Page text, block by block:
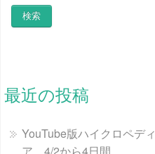
最近の投稿
YouTube版ハイクロペディ